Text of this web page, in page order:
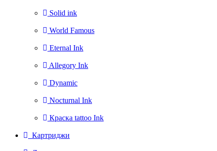
Solid ink
World Famous
Eternal Ink
Allegory Ink
Dynamic
Nocturnal Ink
Краска tattoo Ink
Картриджи